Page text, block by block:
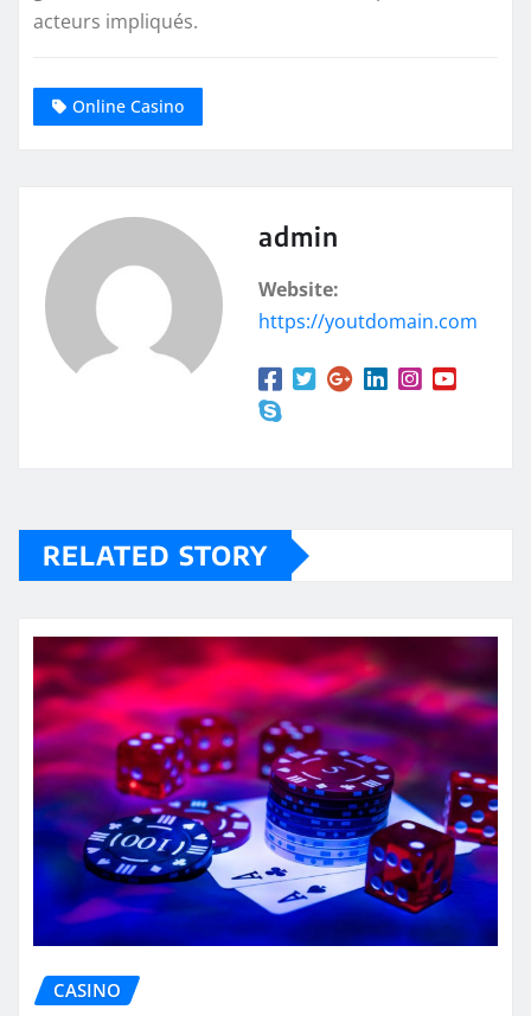
acteurs impliqués.
Online Casino
admin
Website:
https://youtdomain.com
RELATED STORY
CASINO